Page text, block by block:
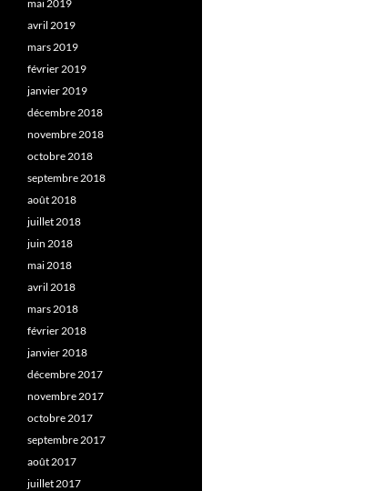
mai 2019
avril 2019
mars 2019
février 2019
janvier 2019
décembre 2018
novembre 2018
octobre 2018
septembre 2018
août 2018
juillet 2018
juin 2018
mai 2018
avril 2018
mars 2018
février 2018
janvier 2018
décembre 2017
novembre 2017
octobre 2017
septembre 2017
août 2017
juillet 2017